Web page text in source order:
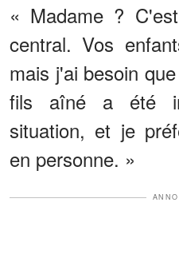
« Madame ?
central. Vos
mais j'ai besoin
fils aîné a été
situation, et je
en personne. »